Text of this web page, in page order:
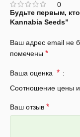
0
Будьте первым,
Kannabia Seeds”
Ваш адрес email не
помечены *
Ваша оценка *
Соотношение цены и
Ваш отзыв *